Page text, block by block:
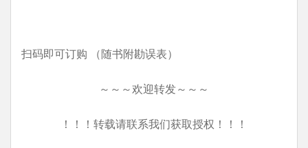
扫码即可订购 （随书附勘误表）
～～～欢迎转发～～～
！！！转载请联系我们获取授权！！！